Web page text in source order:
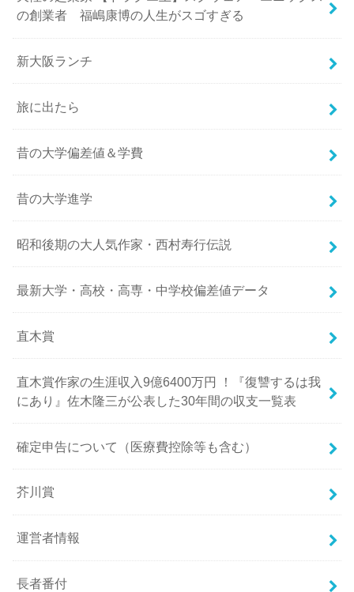
の創業者 福嶋康博の人生がスゴすぎる
新大阪ランチ
旅に出たら
昔の大学偏差値＆学費
昔の大学進学
昭和後期の大人気作家・西村寿行伝説
最新大学・高校・高専・中学校偏差値データ
直木賞
直木賞作家の生涯収入9億6400万円 ！『復讐するは我
にあり』佐木隆三が公表した30年間の収支一覧表
確定申告について（医療費控除等も含む）
芥川賞
運営者情報
長者番付